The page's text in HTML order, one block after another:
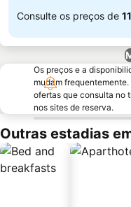
Consulte os preços de
Os preços e a
mudam
ofertas que consulta no
nos sites de reserva.
Outras estadias